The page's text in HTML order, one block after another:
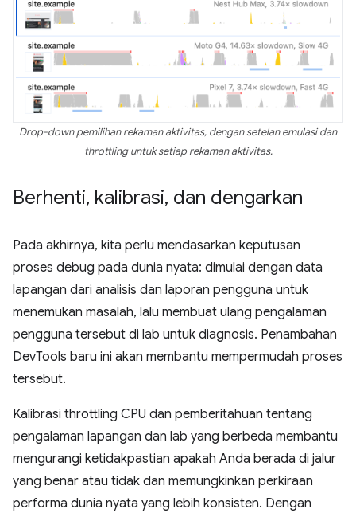
Drop-down pemilihan rekaman aktivitas, dengan setelan emulasi dan
throttling untuk setiap rekaman aktivitas.
Berhenti, kalibrasi, dan dengarkan
Pada akhirnya, kita perlu mendasarkan keputusan
proses debug pada dunia nyata: dimulai dengan data
lapangan dari analisis dan laporan pengguna untuk
menemukan masalah, lalu membuat ulang pengalaman
pengguna tersebut di lab untuk diagnosis. Penambahan
DevTools baru ini akan membantu mempermudah proses
tersebut.
Kalibrasi throttling CPU dan pemberitahuan tentang
pengalaman lapangan dan lab yang berbeda membantu
mengurangi ketidakpastian apakah Anda berada di jalur
yang benar atau tidak dan memungkinkan perkiraan
performa dunia nyata yang lebih konsisten. Dengan